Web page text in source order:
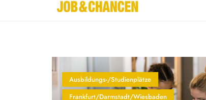
Home Kontakt
Ausbildungs-/Studienplätze
Frankfurt/Darmstadt/Wiesbaden